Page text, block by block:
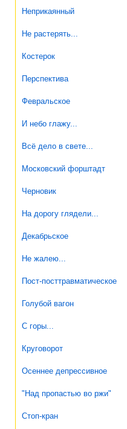
Неприкаянный
Не растерять...
Костерок
Перспектива
Февральское
И небо глажу...
Всё дело в свете...
Московский форштадт
Черновик
На дорогу глядели...
Декабрьское
Не жалею...
Пост-посттравматическое
Голубой вагон
С горы...
Круговорот
Осеннее депрессивное
"Над пропастью во ржи"
Стоп-кран